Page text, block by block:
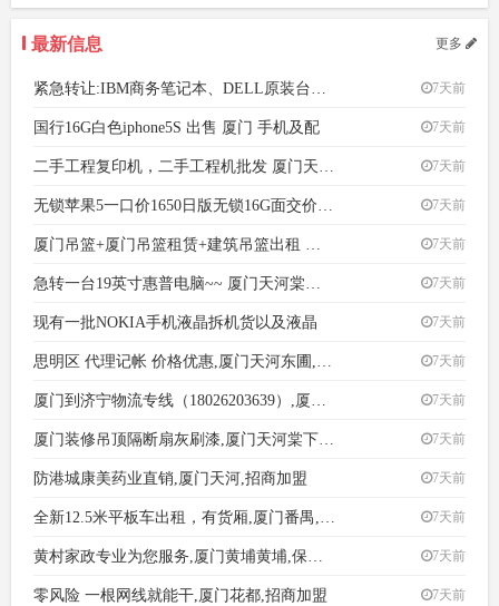
最新信息 更多
7天前
国行16G白色iphone5S 出售 厦门 手机及配 7天前
7天前
7天前
7天前
7天前
现有一批NOKIA手机液晶拆机货以及液晶 7天前
7天前
7天前
7天前
防港城康美药业直销,厦门天河,招商加盟 7天前
7天前
7天前
零风险 一根网线就能干,厦门花都,招商加盟 7天前